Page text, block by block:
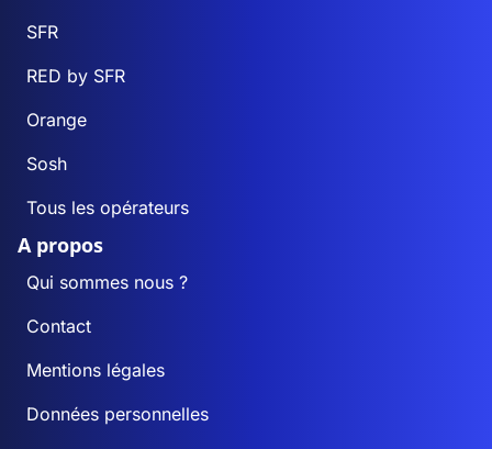
SFR
RED by SFR
Orange
Sosh
Tous les opérateurs
A propos
Qui sommes nous ?
Contact
Mentions légales
Données personnelles